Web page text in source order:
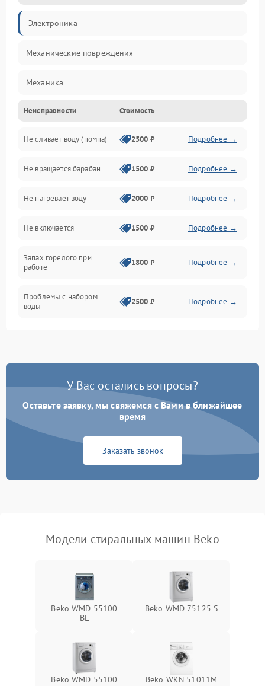
Электроника
Механические повреждения
Механика
Электропитание
Водоснабжение
Слив
Программное обеспечение
Неисправности Стоимость
Не сливает воду (помпа) 2500 ₽ Подробнее →
Не вращается барабан 1500 ₽ Подробнее →
Не нагревает воду 2000 ₽ Подробнее →
Не включается 1500 ₽ Подробнее →
Запах горелого при
работе
1800 ₽ Подробнее →
Проблемы с набором
воды
2500 ₽ Подробнее →
Замена платы управления 2200 ₽ Подробнее →
У Вас остались вопросы?
Оставьте заявку, мы свяжемся с Вами в ближайшее
время
Заказать звонок
Модели стиральных машин Beko
Beko WMD 55100
BL
Beko WMD 75125 S
Beko WMD 55100 Beko WKN 51011M